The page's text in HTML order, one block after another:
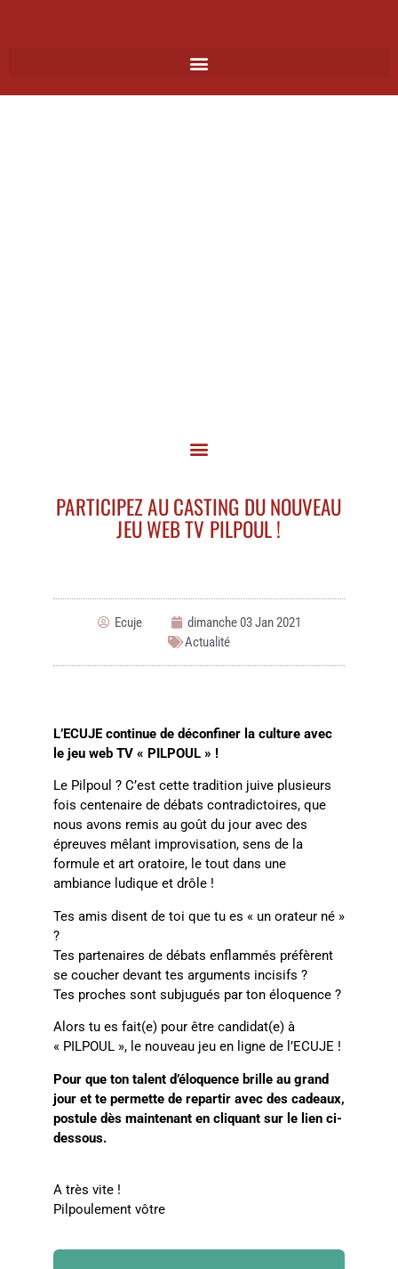
PARTICIPEZ AU CASTING DU NOUVEAU
JEU WEB TV PILPOUL !
Ecuje
dimanche 03 Jan 2021
Actualité
L’ECUJE continue de déconfiner la culture avec
le jeu web TV « PILPOUL » !
Le Pilpoul ? C’est cette tradition juive plusieurs
fois centenaire de débats contradictoires, que
nous avons remis au goût du jour avec des
épreuves mêlant improvisation, sens de la
formule et art oratoire, le tout dans une
ambiance ludique et drôle !
Tes amis disent de toi que tu es « un orateur né »
?
Tes partenaires de débats enflammés préfèrent
se coucher devant tes arguments incisifs ?
Tes proches sont subjugués par ton éloquence ?
Alors tu es fait(e) pour être candidat(e) à
« PILPOUL », le nouveau jeu en ligne de l’ECUJE !
Pour que ton talent d’éloquence brille au grand
jour et te permette de repartir avec des cadeaux,
postule dès maintenant en cliquant sur le lien ci-
dessous.
A très vite !
Pilpoulement vôtre